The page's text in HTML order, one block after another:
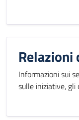
Relazioni
Informazioni sui
sulle iniziative,